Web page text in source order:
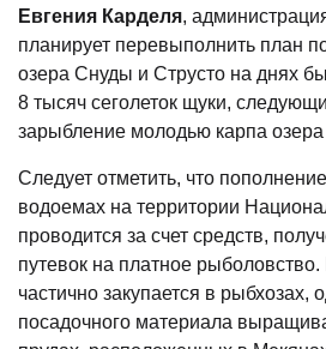
Евгения Карделя,
планирует перевыполнить план
озера Снуды и Струсто на днях
8 тысяч сеголеток щуки,
зарыбление молодью карпа
Следует отметить, что
водоемах на территории
проводится за счет средств,
путевок на платное
частично закупается в рыбхозах,
посадочного материала